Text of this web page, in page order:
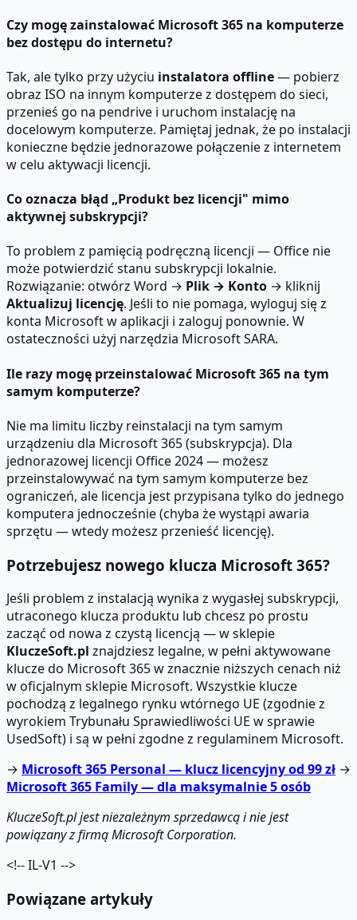
Czy mogę zainstalować Microsoft 365 na komputerze
bez dostępu do internetu?
Tak, ale tylko przy użyciu instalatora offline— pobierz
obraz ISO na innym komputerze z dostępem do sieci,
przenieś go na pendrive i uruchom instalację na
docelowym komputerze. Pamiętaj jednak, że po instalacji
konieczne będzie jednorazowe połączenie z internetem
w celu aktywacji licencji.
Co oznacza błąd „Produkt bez licencji" mimo
aktywnej subskrypcji?
To problem z pamięcią podręczną licencji — Office nie
może potwierdzić stanu subskrypcji lokalnie.
Rozwiązanie: otwórz Word → Plik → Konto → kliknij
Aktualizuj licencję. Jeśli to nie pomaga, wyloguj się z
konta Microsoft w aplikacji i zaloguj ponownie. W
ostateczności użyj narzędzia Microsoft SARA.
Ile razy mogę przeinstalować Microsoft 365 na tym
samym komputerze?
Nie ma limitu liczby reinstalacji na tym samym
urządzeniu dla Microsoft 365 (subskrypcja). Dla
jednorazowej licencji Office 2024 — możesz
przeinstalowywać na tym samym komputerze bez
ograniczeń, ale licencja jest przypisana tylko do jednego
komputera jednocześnie (chyba że wystąpi awaria
sprzętu — wtedy możesz przenieść licencję).
Potrzebujesz nowego klucza Microsoft 365?
Jeśli problem z instalacją wynika z wygasłej subskrypcji,
utraconego klucza produktu lub chcesz po prostu
zacząć od nowa z czystą licencją — w sklepie
KluczeSoft.pl znajdziesz legalne, w pełni aktywowane
klucze do Microsoft 365 w znacznie niższych cenach niż
w oficjalnym sklepie Microsoft. Wszystkie klucze
pochodzą z legalnego rynku wtórnego UE (zgodnie z
wyrokiem Trybunału Sprawiedliwości UE w sprawie
UsedSoft) i są w pełni zgodne z regulaminem Microsoft.
→ Microsoft 365 Personal — klucz licencyjny od 99 zł →
Microsoft 365 Family — dla maksymalnie 5 osób
KluczeSoft.pl jest niezależnym sprzedawcą i nie jest
powiązany z firmą Microsoft Corporation.
<!-- IL-V1 -->
Powiązane artykuły